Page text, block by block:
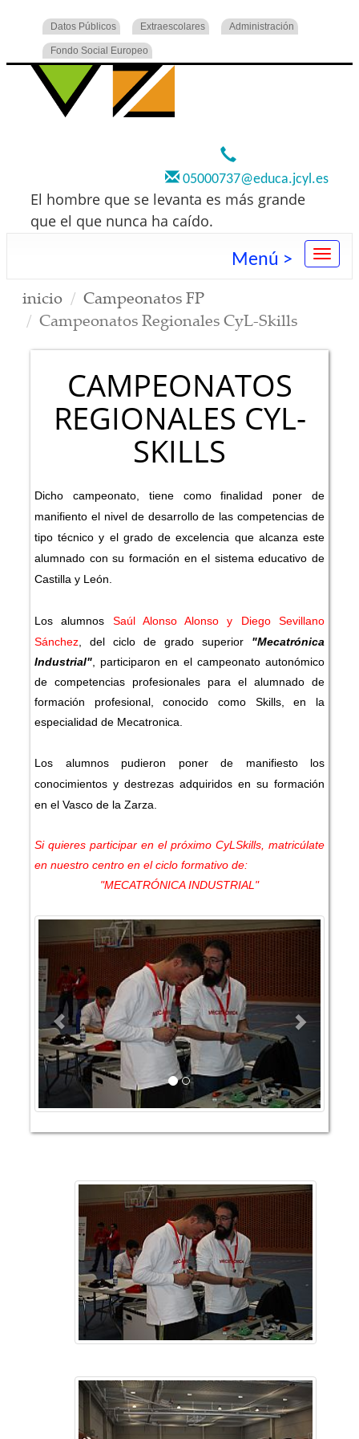
Datos Públicos Extraescolares Administración
Fondo Social Europeo
05000737@educa.jcyl.es
El hombre que se levanta es más grande
que el que nunca ha caído.
Menú >
inicio
Campeonatos FP
Campeonatos Regionales CyL-Skills
CAMPEONATOS
REGIONALES CYL-
SKILLS
Dicho campeonato, tiene como finalidad poner de
manifiento el nivel de desarrollo de las competencias de
tipo técnico y el grado de excelencia que alcanza este
alumnado con su formación en el sistema educativo de
Castilla y León.
Los alumnos Saúl Alonso Alonso y Diego Sevillano
Sánchez
del ciclo de grado superior "Mecatrónica
Industrial" , participaron en el campeonato autonómico
de competencias profesionales para el alumnado de
formación profesional, conocido como Skills, en la
especialidad de Mecatronica.
Los alumnos pudieron poner de manifiesto los
conocimientos y destrezas adquiridos en su formación
en el Vasco de la Zarza.
Si quieres participar en el próximo CyLSkills, matricúlate
en nuestro centro en el ciclo formativo de:
"MECATRÓNICA INDUSTRIAL"
Previous Next